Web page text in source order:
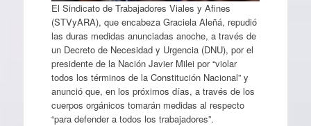
El Sindicato de Trabajadores Viales y Afines
(STVyARA), que encabeza Graciela Aleñá, repudió
las duras medidas anunciadas anoche, a través de
un Decreto de Necesidad y Urgencia (DNU), por el
presidente de la Nación Javier Milei por “violar
todos los términos de la Constitución Nacional” y
anunció que, en los próximos días, a través de los
cuerpos orgánicos tomarán medidas al respecto
“para defender a todos los trabajadores”.